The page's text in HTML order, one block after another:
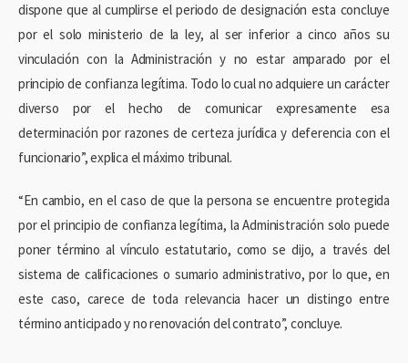
dispone que al cumplirse el periodo de designación esta concluye
por el solo ministerio de la ley, al ser inferior a cinco años su
vinculación con la Administración y no estar amparado por el
principio de confianza legítima. Todo lo cual no adquiere un carácter
diverso por el hecho de comunicar expresamente esa
determinación por razones de certeza jurídica y deferencia con el
funcionario”, explica el máximo tribunal.
“En cambio, en el caso de que la persona se encuentre protegida
por el principio de confianza legítima, la Administración solo puede
poner término al vínculo estatutario, como se dijo, a través del
sistema de calificaciones o sumario administrativo, por lo que, en
este caso, carece de toda relevancia hacer un distingo entre
término anticipado y no renovación del contrato”, concluye.